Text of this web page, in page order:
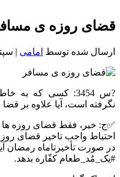
خون
شمال
قضای روزه ی
ارسال شده توسط امامی |
?س 3454: کسی که
نگرفته است، آیا علاوه بر قضا
✅ج: خیر، فقط قضای روزه ها
احتیاط واجب تاخیر قضای
در صورت تأخیرتاماه رمضان
#یک_مُد_طعام کفّاره بدهد.